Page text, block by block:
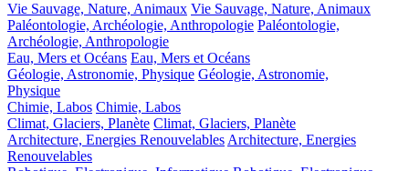
Vie Sauvage, Nature, Animaux Vie Sauvage, Nature, Animaux
Paléontologie, Archéologie, Anthropologie Paléontologie,
Archéologie, Anthropologie
Eau, Mers et Océans Eau, Mers et Océans
Géologie, Astronomie, Physique Géologie, Astronomie,
Physique
Chimie, Labos Chimie, Labos
Climat, Glaciers, Planète Climat, Glaciers, Planète
Architecture, Energies RenouvelablesArchitecture, Energies
Renouvelables